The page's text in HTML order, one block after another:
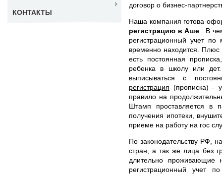
договор о бизнес-
Наша компания готова
регистрацию в Аше
. В
регистрационный учет
временно находится. Плюс
есть постоянная
ребенка в школу или
выписываться с
регистрация (прописка) -
правило на
Штамп проставляется в
получения ипотеки,
приеме на работу на гос
По законодательству РФ,
стран, а так же лица без
длительно проживающие
регистрационный учет
КОНТАКТЫ